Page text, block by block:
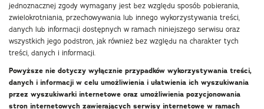
jednoznacznej zgody wymagany jest bez względu sposób pobierania,
zwielokrotniania, przechowywania lub innego wykorzystywania treści,
danych lub informacji dostępnych w ramach niniejszego serwisu oraz
wszystkich jego podstron, jak również bez względu na charakter tych
treści, danych i informacji.
Powyższe nie dotyczy wyłącznie przypadków wykorzystywania treści,
danych i informacji w celu umożliwienia i ułatwienia ich wyszukiwania
przez wyszukiwarki internetowe oraz umożliwienia pozycjonowania
stron internetowych zawierających serwisy internetowe w ramach